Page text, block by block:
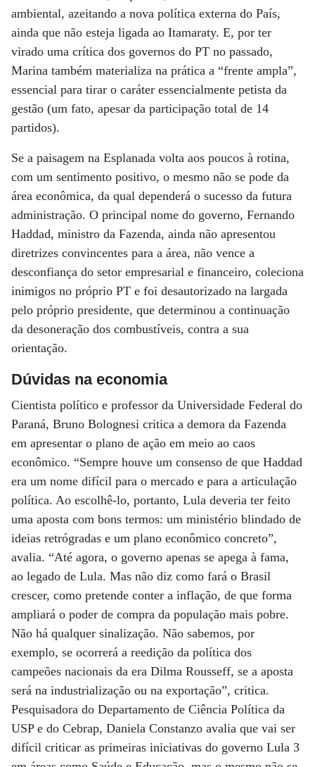
ambiental, azeitando a nova política externa do País,
ainda que não esteja ligada ao Itamaraty. E, por ter
virado uma crítica dos governos do PT no passado,
Marina também materializa na prática a “frente ampla”,
essencial para tirar o caráter essencialmente petista da
gestão (um fato, apesar da participação total de 14
partidos).
Se a paisagem na Esplanada volta aos poucos à rotina,
com um sentimento positivo, o mesmo não se pode da
área econômica, da qual dependerá o sucesso da futura
administração. O principal nome do governo, Fernando
Haddad, ministro da Fazenda, ainda não apresentou
diretrizes convincentes para a área, não vence a
desconfiança do setor empresarial e financeiro, coleciona
inimigos no próprio PT e foi desautorizado na largada
pelo próprio presidente, que determinou a continuação
da desoneração dos combustíveis, contra a sua
orientação.
Dúvidas na economia
Cientista político e professor da Universidade Federal do
Paraná, Bruno Bolognesi critica a demora da Fazenda
em apresentar o plano de ação em meio ao caos
econômico. “Sempre houve um consenso de que Haddad
era um nome difícil para o mercado e para a articulação
política. Ao escolhê-lo, portanto, Lula deveria ter feito
uma aposta com bons termos: um ministério blindado de
ideias retrógradas e um plano econômico concreto”,
avalia. “Até agora, o governo apenas se apega à fama,
ao legado de Lula. Mas não diz como fará o Brasil
crescer, como pretende conter a inflação, de que forma
ampliará o poder de compra da população mais pobre.
Não há qualquer sinalização. Não sabemos, por
exemplo, se ocorrerá a reedição da política dos
campeões nacionais da era Dilma Rousseff, se a aposta
será na industrialização ou na exportação”, critica.
Pesquisadora do Departamento de Ciência Política da
USP e do Cebrap, Daniela Constanzo avalia que vai ser
difícil criticar as primeiras iniciativas do governo Lula 3